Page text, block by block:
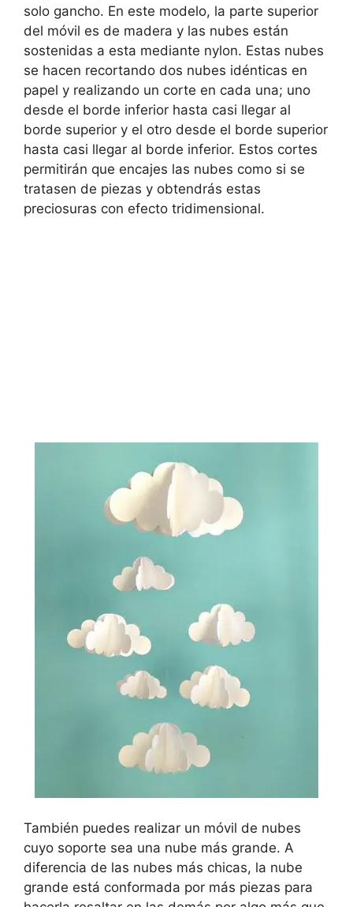
solo gancho. En este modelo, la parte superior
del móvil es de madera y las nubes están
sostenidas a esta mediante nylon. Estas nubes
se hacen recortando dos nubes idénticas en
papel y realizando un corte en cada una; uno
desde el borde inferior hasta casi llegar al
borde superior y el otro desde el borde superior
hasta casi llegar al borde inferior. Estos cortes
permitirán que encajes las nubes como si se
tratasen de piezas y obtendrás estas
preciosuras con efecto tridimensional.
También puedes realizar un móvil de nubes
cuyo soporte sea una nube más grande. A
diferencia de las nubes más chicas, la nube
grande está conformada por más piezas para